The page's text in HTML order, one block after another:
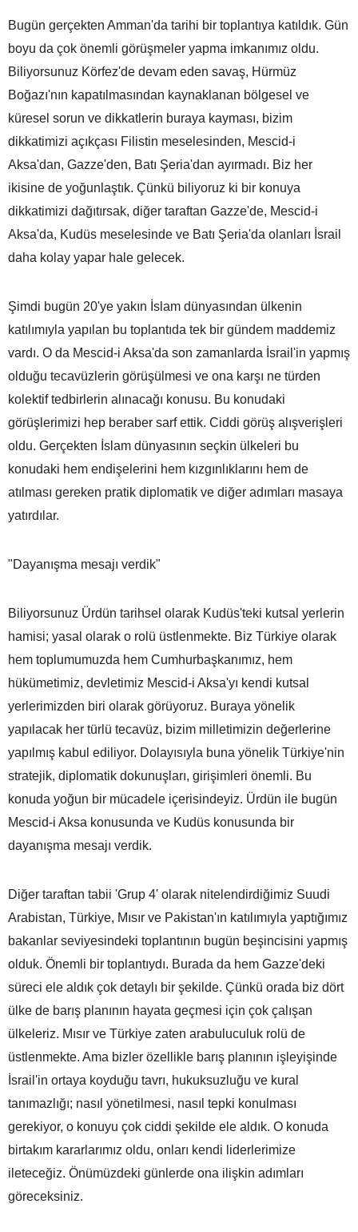
Bugün gerçekten Amman'da tarihi bir toplantıya katıldık. Gün
boyu da çok önemli görüşmeler yapma imkanımız oldu.
Biliyorsunuz Körfez'de devam eden savaş, Hürmüz
Boğazı'nın kapatılmasından kaynaklanan bölgesel ve
küresel sorun ve dikkatlerin buraya kayması, bizim
dikkatimizi açıkçası Filistin meselesinden, Mescid-i
Aksa'dan, Gazze'den, Batı Şeria'dan ayırmadı. Biz her
ikisine de yoğunlaştık. Çünkü biliyoruz ki bir konuya
dikkatimizi dağıtırsak, diğer taraftan Gazze'de, Mescid-i
Aksa'da, Kudüs meselesinde ve Batı Şeria'da olanları İsrail
daha kolay yapar hale gelecek.
Şimdi bugün 20'ye yakın İslam dünyasından ülkenin
katılımıyla yapılan bu toplantıda tek bir gündem maddemiz
vardı. O da Mescid-i Aksa'da son zamanlarda İsrail'in yapmış
olduğu tecavüzlerin görüşülmesi ve ona karşı ne türden
kolektif tedbirlerin alınacağı konusu. Bu konudaki
görüşlerimizi hep beraber sarf ettik. Ciddi görüş alışverişleri
oldu. Gerçekten İslam dünyasının seçkin ülkeleri bu
konudaki hem endişelerini hem kızgınlıklarını hem de
atılması gereken pratik diplomatik ve diğer adımları masaya
yatırdılar.
"Dayanışma mesajı verdik"
Biliyorsunuz Ürdün tarihsel olarak Kudüs'teki kutsal yerlerin
hamisi; yasal olarak o rolü üstlenmekte. Biz Türkiye olarak
hem toplumumuzda hem Cumhurbaşkanımız, hem
hükümetimiz, devletimiz Mescid-i Aksa'yı kendi kutsal
yerlerimizden biri olarak görüyoruz. Buraya yönelik
yapılacak her türlü tecavüz, bizim milletimizin değerlerine
yapılmış kabul ediliyor. Dolayısıyla buna yönelik Türkiye'nin
stratejik, diplomatik dokunuşları, girişimleri önemli. Bu
konuda yoğun bir mücadele içerisindeyiz. Ürdün ile bugün
Mescid-i Aksa konusunda ve Kudüs konusunda bir
dayanışma mesajı verdik.
Diğer taraftan tabii 'Grup 4' olarak nitelendirdiğimiz Suudi
Arabistan, Türkiye, Mısır ve Pakistan'ın katılımıyla yaptığımız
bakanlar seviyesindeki toplantının bugün beşincisini yapmış
olduk. Önemli bir toplantıydı. Burada da hem Gazze'deki
süreci ele aldık çok detaylı bir şekilde. Çünkü orada biz dört
ülke de barış planının hayata geçmesi için çok çalışan
ülkeleriz. Mısır ve Türkiye zaten arabuluculuk rolü de
üstlenmekte. Ama bizler özellikle barış planının işleyişinde
İsrail'in ortaya koyduğu tavrı, hukuksuzluğu ve kural
tanımazlığı; nasıl yönetilmesi, nasıl tepki konulması
gerekiyor, o konuyu çok ciddi şekilde ele aldık. O konuda
birtakım kararlarımız oldu, onları kendi liderlerimize
ileteceğiz. Önümüzdeki günlerde ona ilişkin adımları
göreceksiniz.